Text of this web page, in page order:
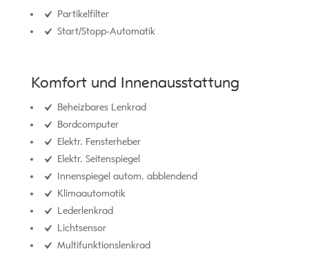
Partikelfilter
Start/Stopp-Automatik
Komfort und Innenausstattung
Beheizbares Lenkrad
Bordcomputer
Elektr. Fensterheber
Elektr. Seitenspiegel
Innenspiegel autom. abblendend
Klimaautomatik
Lederlenkrad
Lichtsensor
Multifunktionslenkrad